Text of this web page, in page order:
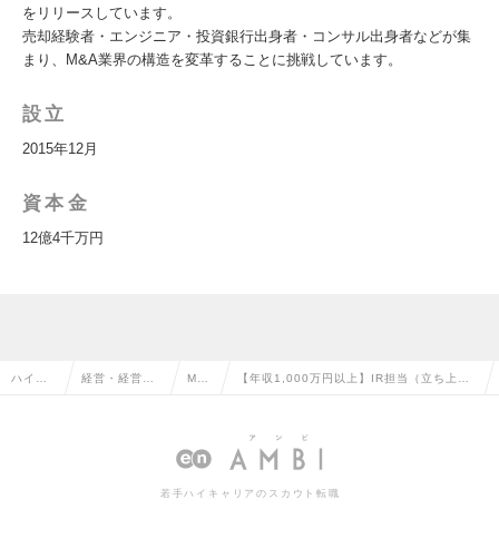
をリリースしています。
売却経験者・エンジニア・投資銀行出身者・コンサル出身者などが集
まり、M&A業界の構造を変革することに挑戦しています。
設立
2015年12月
資本金
12億4千万円
ハイク 経営・経営企 M&
転職
【年収1,000万円以上】IR担当（立ち上げ
東京勤務の求人情報
若手ハイキャリアのスカウト転職